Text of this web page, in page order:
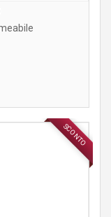
SCONTO
ABBIGLIAMENTO